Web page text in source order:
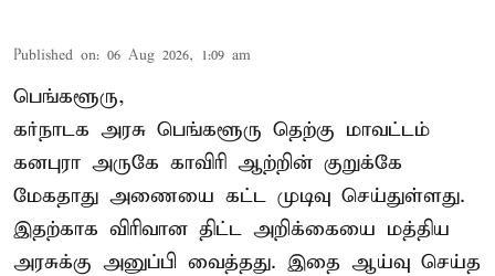
Published on: 06 Aug 2026, 1:09 am
பெங்களூரு,
கர்நாடக அரசு பெங்களூரு தெற்கு மாவட்டம்
கனபுரா அருகே காவிரி ஆற்றின் குறுக்கே
மேகதாது அணையை கட்ட முடிவு செய்துள்ளது.
இதற்காக விரிவான திட்ட அறிக்கையை மத்திய
அரசுக்கு அனுப்பி வைத்தது. இதை ஆய்வு செய்த